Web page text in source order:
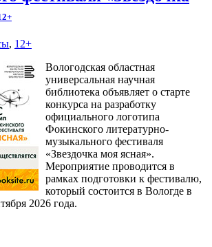
, 12+
Вологодская областная
универсальная научная
библиотека объявляет о старте
конкурса на разработку
официального логотипа
Фокинского литературно-
музыкального фестиваля
«Звездочка моя ясная».
Мероприятие проводится в
рамках подготовки к фестивалю,
который состоится в Вологде в
2026 года.